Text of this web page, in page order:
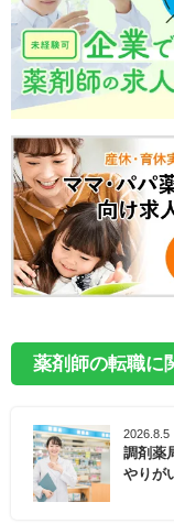
薬剤師の転職に
2026.8.5
調剤薬
やりが